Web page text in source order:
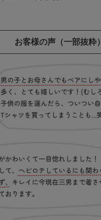
お客様の声（一部抜粋）